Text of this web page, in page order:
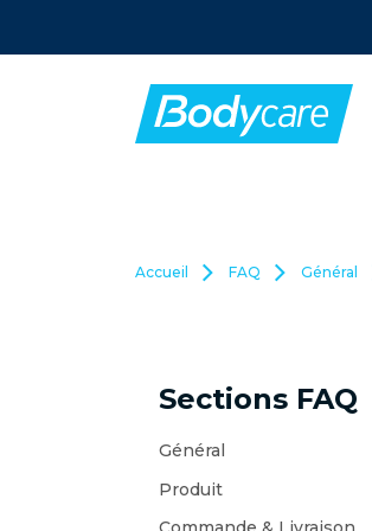
Accueil FAQ Général
Sections FAQ
Général
Produit